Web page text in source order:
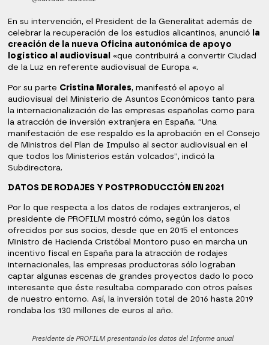
En su intervención, el President de la Generalitat además de
celebrar la recuperación de los estudios alicantinos, anunció
la
creación de la nueva Oficina autonómica de apoyo
logístico al audiovisual
«que contribuirá a convertir Ciudad
de la Luz en referente audiovisual de Europa «.
Por su parte Cristina Morales, manifestó el apoyo al
audiovisual del Ministerio de Asuntos Económicos tanto para
la internacionalización de las empresas españolas como para
la atracción de inversión extranjera en España. “Una
manifestación de ese respaldo es la aprobación en el Consejo
de Ministros del Plan de Impulso al sector audiovisual en el
que todos los Ministerios están volcados”, indicó la
Subdirectora.
DATOS DE RODAJES Y POSTPRODUCCIÓN EN 2021
Por lo que respecta a los datos de rodajes extranjeros, el
presidente de PROFILM mostró cómo, según los datos
ofrecidos por sus socios, desde que en 2015 el entonces
Ministro de Hacienda Cristóbal Montoro puso en marcha un
incentivo fiscal en España para la atracción de rodajes
internacionales, las empresas productoras sólo lograban
captar algunas escenas de grandes proyectos dado lo poco
interesante que éste resultaba comparado con otros países
de nuestro entorno. Así, la inversión total de 2016 hasta 2019
rondaba los 130 millones de euros al año.
Presidente de PROFILM presentando los datos del Informe anual